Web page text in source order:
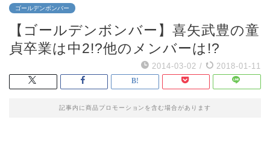
ゴールデンボンバー
【ゴールデンボンバー】喜矢武豊の童
貞卒業は中2!?他のメンバーは!?
2014-03-02 / 2018-01-11
記事内に商品プロモーションを含む場合があります